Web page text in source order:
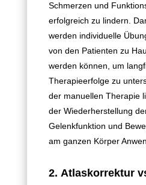
Schmerzen und
erfolgreich zu lindern.
werden individuelle
von den Patienten zu
werden können, um
Therapieerfolge zu
der manuellen Therapie
der Wiederherstellung
Gelenkfunktion und
am ganzen Körper
2. Atlaskorrektur